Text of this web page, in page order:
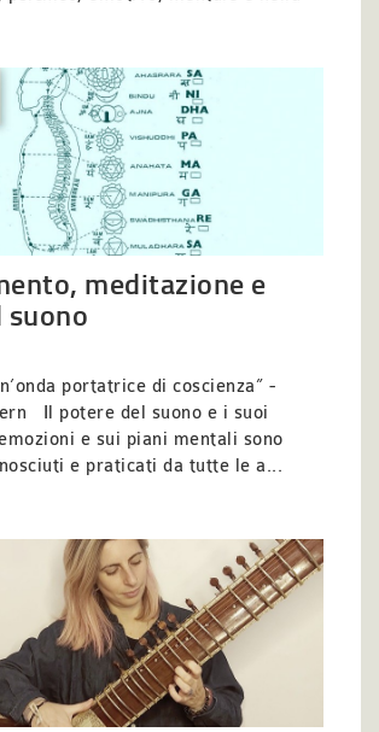
meditazione e
suono
portatrice di coscienza” -
Il potere del suono e i suoi
e sui piani mentali sono
e praticati da tutte le a...